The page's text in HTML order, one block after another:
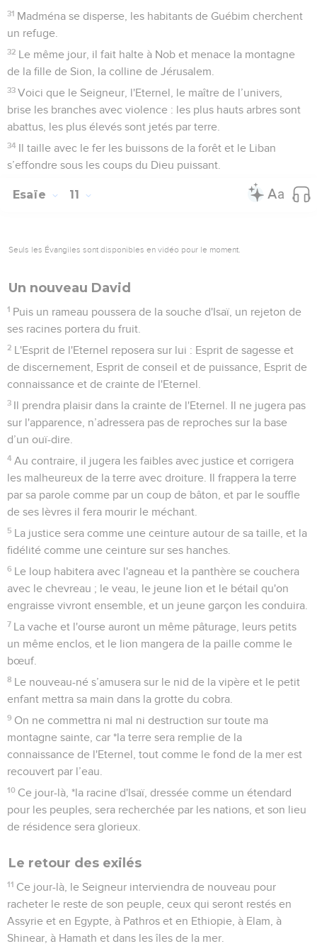
31 Madména se disperse, les habitants de Guébim cherchent
un refuge.
32 Le même jour, il fait halte à Nob et menace la montagne
de la fille de Sion, la colline de Jérusalem.
33 Voici que le Seigneur, l'Eternel, le maître de l’univers,
brise les branches avec violence : les plus hauts arbres sont
abattus, les plus élevés sont jetés par terre.
34 Il taille avec le fer les buissons de la forêt et le Liban
s’effondre sous les coups du Dieu puissant.
Esaïe 11
Seuls les Évangiles sont disponibles en vidéo pour le moment.
Un nouveau David
1 Puis un rameau poussera de la souche d'Isaï, un rejeton de
ses racines portera du fruit.
2 L'Esprit de l'Eternel reposera sur lui : Esprit de sagesse et
de discernement, Esprit de conseil et de puissance, Esprit de
connaissance et de crainte de l'Eternel.
3 Il prendra plaisir dans la crainte de l'Eternel. Il ne jugera pas
sur l'apparence, n’adressera pas de reproches sur la base
d’un ouï-dire.
4 Au contraire, il jugera les faibles avec justice et corrigera
les malheureux de la terre avec droiture. Il frappera la terre
par sa parole comme par un coup de bâton, et par le souffle
de ses lèvres il fera mourir le méchant.
5 La justice sera comme une ceinture autour de sa taille, et la
fidélité comme une ceinture sur ses hanches.
6 Le loup habitera avec l'agneau et la panthère se couchera
avec le chevreau ; le veau, le jeune lion et le bétail qu'on
engraisse vivront ensemble, et un jeune garçon les conduira.
7 La vache et l'ourse auront un même pâturage, leurs petits
un même enclos, et le lion mangera de la paille comme le
bœuf.
8 Le nouveau-né s’amusera sur le nid de la vipère et le petit
enfant mettra sa main dans la grotte du cobra.
9 On ne commettra ni mal ni destruction sur toute ma
montagne sainte, car *la terre sera remplie de la
connaissance de l'Eternel, tout comme le fond de la mer est
recouvert par l’eau.
10 Ce jour-là, *la racine d'Isaï, dressée comme un étendard
pour les peuples, sera recherchée par les nations, et son lieu
de résidence sera glorieux.
Le retour des exilés
11 Ce jour-là, le Seigneur interviendra de nouveau pour
racheter le reste de son peuple, ceux qui seront restés en
Assyrie et en Egypte, à Pathros et en Ethiopie, à Elam, à
Shinear, à Hamath et dans les îles de la mer.